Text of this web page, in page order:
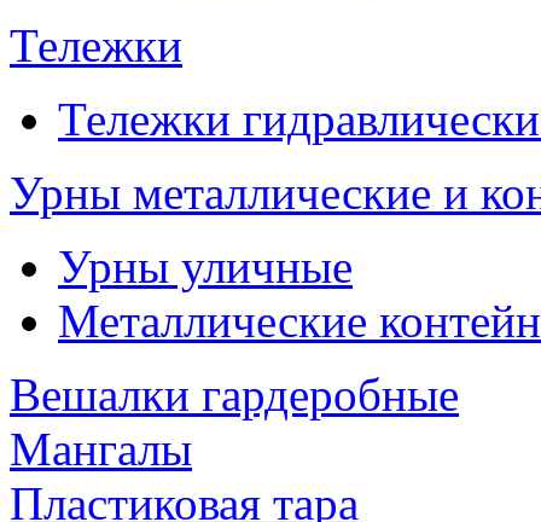
Тележки
Тележки
Урны металлические и
Урны уличные
Металлические
Вешалки гардеробные
Мангалы
Пластиковая тара